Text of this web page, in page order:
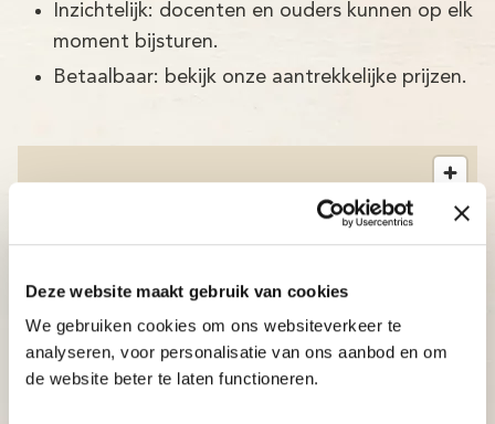
Deze website maakt gebruik van cookies
We gebruiken cookies om ons websiteverkeer te
analyseren, voor personalisatie van ons aanbod en om
de website beter te laten functioneren.
Inzichtelijk: docenten en ouders kunnen op elk
moment bijsturen.
Betaalbaar: bekijk onze aantrekkelijke prijzen.